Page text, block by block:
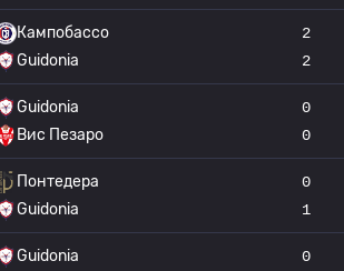
Кампобассо
Guidonia
2
2
Guidonia
Вис Пезаро
0
0
Понтедера
Guidonia
0
1
Guidonia
0